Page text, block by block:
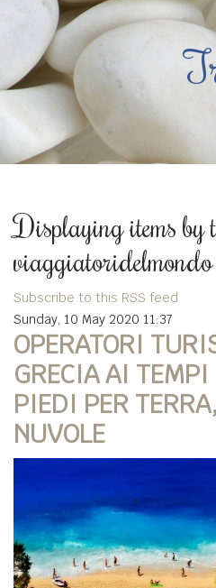
Displaying items by
viaggiatoridelmondo
Subscribe to this RSS feed
Sunday, 10 May 2020 11:37
OPERATORI
GRECIA AI
PIEDI PER
NUVOLE